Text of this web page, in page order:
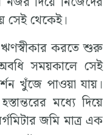
সেই থেকেই।
ঋণস্বীকার করতে শুরু
সময়কালে সেই
খুঁজে পাওয়া যায়।
মধ্যে দিয়ে
জমি মাত্র এক